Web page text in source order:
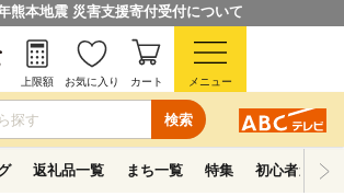
熊本地震 災害支援寄付受付について
検索
上限額 お気に入り カート メニュー
返礼品一覧 まち一覧 特集 初心者ガイド